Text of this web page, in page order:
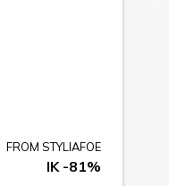
FROM STYLIAFOE
IK -81%